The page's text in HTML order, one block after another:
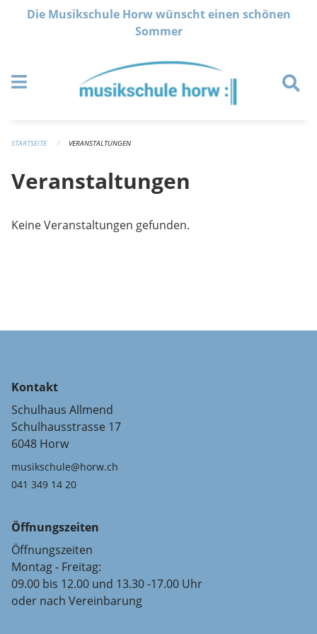
Navigation überspringen
Die Musikschule Horw wünscht einen schönen
Sommer
STARTSEITE VERANSTALTUNGEN
Veranstaltungen
Keine Veranstaltungen gefunden.
Kontakt
Schulhaus Allmend
Schulhausstrasse 17
6048 Horw
musikschule@horw.ch
041 349 14 20
Öffnungszeiten
Öffnungszeiten
Montag - Freitag:
09.00 bis 12.00 und 13.30 -17.00 Uhr
oder nach Vereinbarung